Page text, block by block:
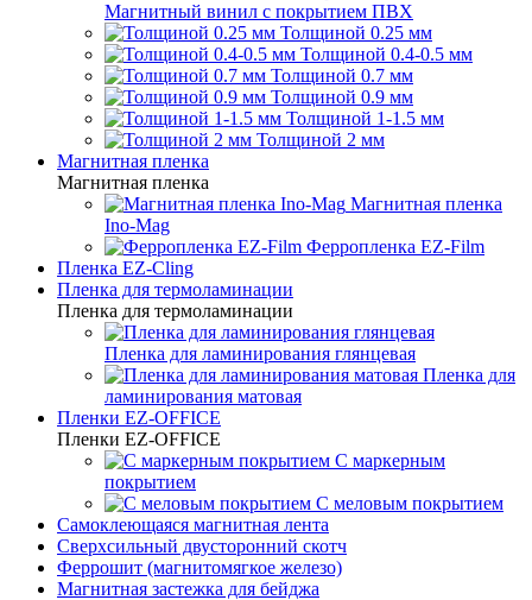
Магнитный винил с покрытием ПВХ
Толщиной 0.25 мм
Толщиной 0.4-0.5 мм
Толщиной 0.7 мм
Толщиной 0.9 мм
Толщиной 1-1.5 мм
Толщиной 2 мм
Магнитная пленка
Магнитная пленка
Магнитная пленка
Ino-Mag
Ферропленка EZ-Film
Пленка EZ-Cling
Пленка для термоламинации
Пленка для термоламинации
Пленка для ламинирования глянцевая
Пленка для
ламинирования матовая
Пленки EZ-OFFICE
Пленки EZ-OFFICE
С маркерным
покрытием
С меловым покрытием
Самоклеющаяся магнитная лента
Сверхсильный двусторонний скотч
Феррошит (магнитомягкое железо)
Магнитная застежка для бейджа